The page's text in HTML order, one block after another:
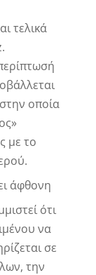
τελικά
οποία
με το
άφθονη
ότι
να
σε
την